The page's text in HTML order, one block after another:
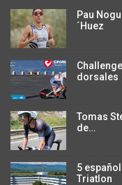
Pau
´Huez
dorsales
Tomas
de…
5
Triatlon